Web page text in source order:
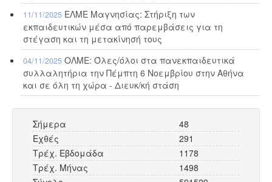
11/11/2025 ΕΛΜΕ Μαγνησίας: Στήριξη των
εκπαιδευτικών μέσα από παρεμβάσεις για τη
στέγαση και τη μετακίνησή τους
04/11/2025 ΟΛΜΕ: Όλες/όλοι στα πανεκπαιδευτικά
συλλαλητήρια την Πέμπτη 6 Νοεμβρίου στην Αθήνα
και σε όλη τη χώρα - Διευκ/κή στάση
Σήμερα
48
Εχθές
291
Τρέχ. Εβδομάδα
1178
Τρέχ. Μήνας
1498